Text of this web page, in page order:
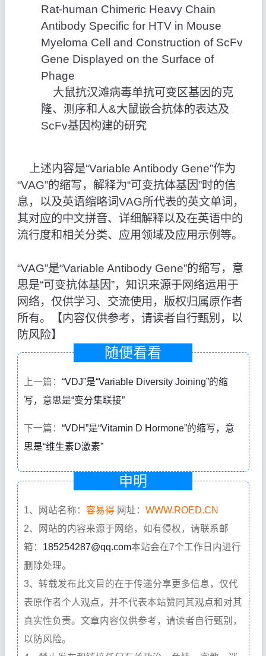
Rat-human Chimeric Heavy Chain
Antibody Specific for HTV in Mouse
Myeloma Cell and Construction of ScFv
Gene Displayed on the Surface of
Phage
大鼠抗汉滩病毒单抗可变区基因的克
隆、测序和人&大鼠嵌合抗体的表达及
ScFv基因构建的研究
上述内容是“Variable Antibody Gene”作为
“VAG”的缩写，解释为“可变抗体基因”时的信
息，以及英语缩略词VAG所代表的英文单词，
其对应的中文拼音、详细解释以及在英语中的
流行度和相关分类、应用领域及应用示例等。
“VAG”是“Variable Antibody Gene”的缩写，意
思是“可变抗体基因”，知识来源于网络运用于
网络，仅供学习、交流使用，版权归属原作者
所有。【内容仅供参考，请读者自行甄别，以
防风险】
随便看看
上一篇： “VDJ”是“Variable Diversity Joining”的缩
写，意思是“变分集联接”
下一篇： “VDH”是“Vitamin D Hormone”的缩写，意
思是“维生素D激素”
申明
1、网站名称： 容易得 网址： WWW.ROED.CN
2、网站的内容来源于网络，如有侵权，请联系邮
箱： 185254287@qq.com本站会在7个工作日内进行
删除处理。
3、转载发布此文目的在于传递分享更多信息，仅代
表原作者个人观点，并不代表本站赞同其观点和对其
真实性负责。文章内容仅供参考，请读者自行甄别，
以防风险。